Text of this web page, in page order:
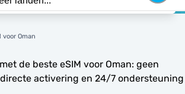
voor Oman
de beste eSIM voor Oman: geen
activering en 24/7 ondersteuning